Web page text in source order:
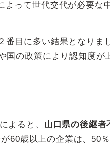
よって世代交代が必要な
番目に多い結果となりま
国の政策により認知度が
よると、 山口県の後継者
60歳以上の企業は、50